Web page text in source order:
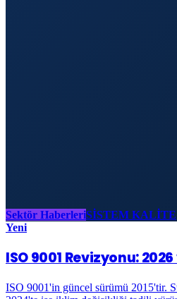
Sektör HaberleriSİSTEM KALİTE
Yeni
ISO 9001 Revizyonu:
ISO 9001'in güncel sürümü 2015'tir.